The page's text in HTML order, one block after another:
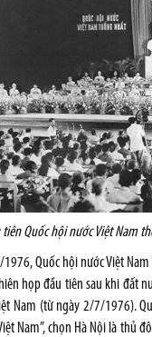
Quốc hội nước Việt Nam
Quốc hội nước Việt
họp đầu tiên sau khi
Nam (từ ngày 2/7/1976).
Nam”, chọn Hà Nội là thủ